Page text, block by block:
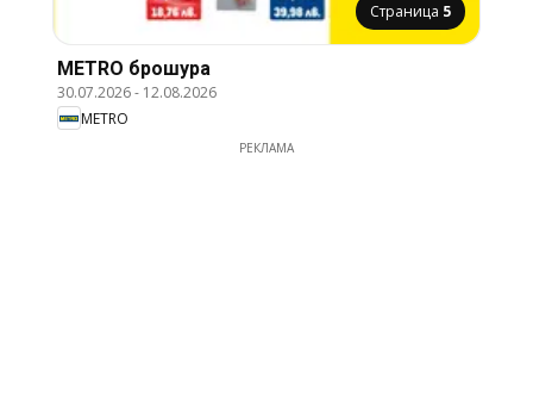
Страница 5
METRO брошура
30.07.2026- 12.08.2026
METRO
РЕКЛАМА